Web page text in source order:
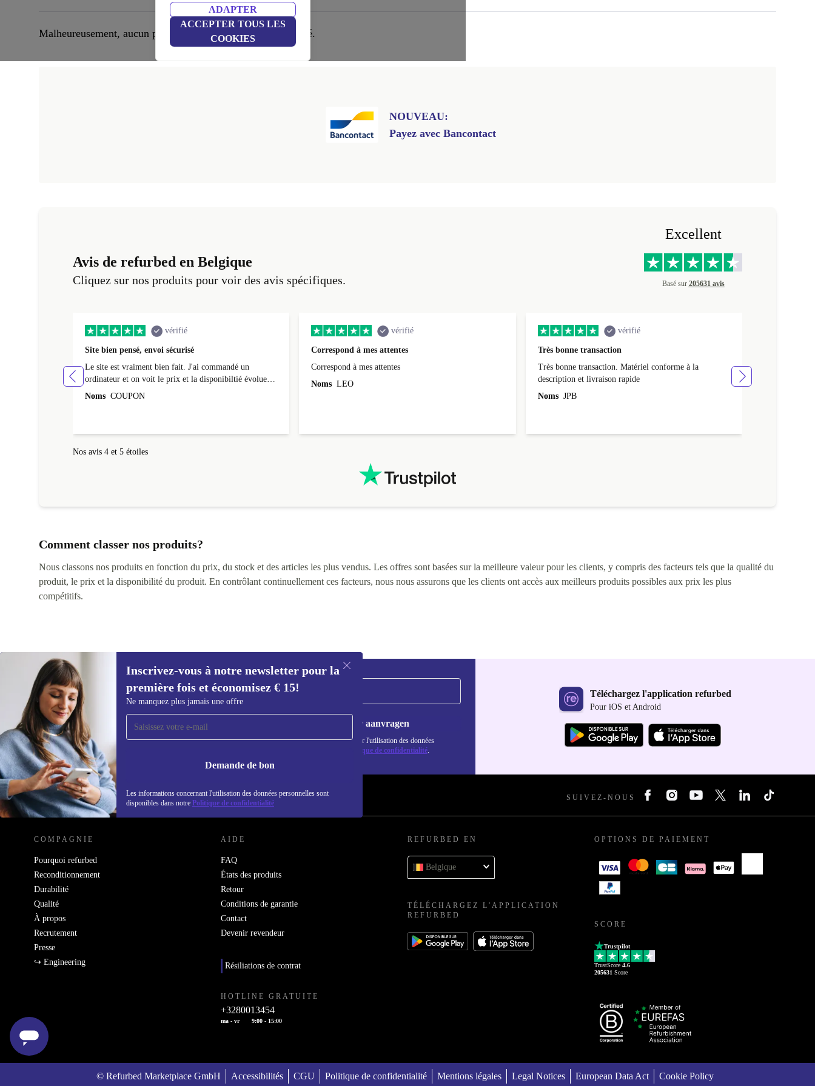
ADAPTER
ACCEPTER TOUS LES
COOKIES
Malheureusement, aucun produit correspondant n’a été trouvé.
NOUVEAU:
Payez avec Bancontact
Avis de refurbed en Belgique
Cliquez sur nos produits pour voir des avis spécifiques.
Excellent
Basé sur 205631 avis
vérifié
Site bien pensé, envoi sécurisé
Le site est vraiment bien fait. J'ai commandé un
ordinateur et on voit le prix et la disponibiltié évoluer
au fil des caractéristiques choisies. L'envoi de
Noms COUPON
vérifié
Correspond à mes attentes
Correspond à mes attentes
Noms LEO
vérifié
Très bonne transaction
Très bonne transaction. Matériel conforme à la
description et livraison rapide
Noms JPB
Nos avis 4 et 5 étoiles
Comment classer nos produits?
Nous classons nos produits en fonction du prix, du stock et des articles les plus vendus. Les offres sont basées sur la meilleure valeur pour les clients, y compris des facteurs tels que la qualité du
produit, le prix et la disponibilité du produit. En contrôlant continuellement ces facteurs, nous nous assurons que les clients ont accès aux meilleurs produits possibles aux prix les plus
compétitifs.
Inscrivez-vous à notre newsletter pour la
première fois et économisez € 15!
Ne manquez plus jamais une offre
Demande de bon
Les informations concernant l'utilisation des données personnelles sont
disponibles dans notre Politique de confidentialité
Inscrivez-vous à notre newsletter pour
la première fois et économisez 15 € !
Ne manquez plus aucune offre.
Voucher aanvragen
Retrouvez les informations sur l'utilisation des données
politique de confidentialité.
Téléchargez l'application refurbed
Pour iOS et Android
REFURBED BELGIQUE - RETHINK NEW. SUIVEZ-NOUS
COMPAGNIE
Pourquoi refurbed
Reconditionnement
Durabilité
Qualité
À propos
Recrutement
Presse
↪ Engineering
AIDE
FAQ
États des produits
Retour
Conditions de garantie
Contact
Devenir revendeur
Résiliations de contrat
HOTLINE GRATUITE
+3280013454
ma - vr 9:00 - 15:00
REFURBED EN
Belgique
TÉLÉCHARGEZ L'APPLICATION
REFURBED
OPTIONS DE PAIEMENT
SCORE
Trustpilot
TrustScore 4.6
205631 Score
© Refurbed Marketplace GmbH Accessibilités CGU Politique de confidentialité Mentions légales Legal Notices European Data Act Cookie Policy